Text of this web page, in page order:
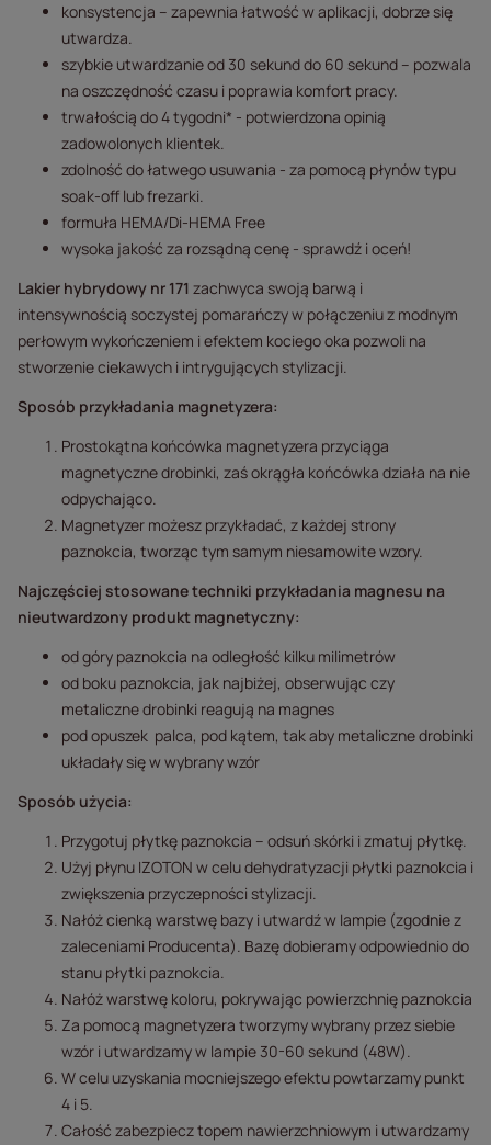
konsystencja – zapewnia łatwość w aplikacji, dobrze się
utwardza.
szybkie utwardzanie od 30 sekund do 60 sekund – pozwala
na oszczędność czasu i poprawia komfort pracy.
trwałością do 4 tygodni* - potwierdzona opinią
zadowolonych klientek.
zdolność do łatwego usuwania - za pomocą płynów typu
soak-off lub frezarki.
formuła HEMA/Di-HEMA Free
wysoka jakość za rozsądną cenę - sprawdź i oceń!
Lakier hybrydowy nr 171 zachwyca swoją barwą i
intensywnością soczystej pomarańczy w połączeniu z modnym
perłowym wykończeniem i efektem kociego oka pozwoli na
stworzenie ciekawych i intrygujących stylizacji.
Sposób przykładania magnetyzera:
Prostokątna końcówka magnetyzera przyciąga
magnetyczne drobinki, zaś okrągła końcówka działa na nie
odpychająco.
Magnetyzer możesz przykładać, z każdej strony
paznokcia, tworząc tym samym niesamowite wzory.
Najczęściej stosowane techniki przykładania magnesu na
nieutwardzony produkt magnetyczny:
od góry paznokcia na odległość kilku milimetrów
od boku paznokcia, jak najbiżej, obserwując czy
metaliczne drobinki reagują na magnes
pod opuszek palca, pod kątem, tak aby metaliczne drobinki
układały się w wybrany wzór
Sposób użycia:
Przygotuj płytkę paznokcia – odsuń skórki i zmatuj płytkę.
Użyj płynu IZOTON w celu dehydratyzacji płytki paznokcia i
zwiększenia przyczepności stylizacji.
Nałóż cienką warstwę bazy i utwardź w lampie (zgodnie z
zaleceniami Producenta). Bazę dobieramy odpowiednio do
stanu płytki paznokcia.
Nałóż warstwę koloru, pokrywając powierzchnię paznokcia
Za pomocą magnetyzera tworzymy wybrany przez siebie
wzór i utwardzamy w lampie 30-60 sekund (48W).
W celu uzyskania mocniejszego efektu powtarzamy punkt
4 i 5.
Całość zabezpiecz topem nawierzchniowym i utwardzamy